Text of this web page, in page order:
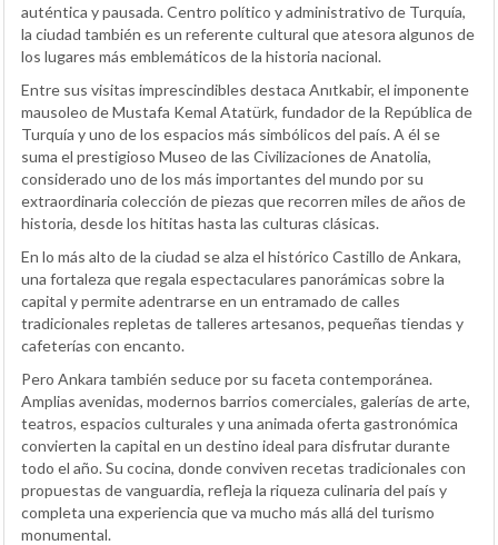
auténtica y pausada. Centro político y administrativo de Turquía,
la ciudad también es un referente cultural que atesora algunos de
los lugares más emblemáticos de la historia nacional.
Entre sus visitas imprescindibles destaca Anıtkabir, el imponente
mausoleo de Mustafa Kemal Atatürk, fundador de la República de
Turquía y uno de los espacios más simbólicos del país. A él se
suma el prestigioso Museo de las Civilizaciones de Anatolia,
considerado uno de los más importantes del mundo por su
extraordinaria colección de piezas que recorren miles de años de
historia, desde los hititas hasta las culturas clásicas.
En lo más alto de la ciudad se alza el histórico Castillo de Ankara,
una fortaleza que regala espectaculares panorámicas sobre la
capital y permite adentrarse en un entramado de calles
tradicionales repletas de talleres artesanos, pequeñas tiendas y
cafeterías con encanto.
Pero Ankara también seduce por su faceta contemporánea.
Amplias avenidas, modernos barrios comerciales, galerías de arte,
teatros, espacios culturales y una animada oferta gastronómica
convierten la capital en un destino ideal para disfrutar durante
todo el año. Su cocina, donde conviven recetas tradicionales con
propuestas de vanguardia, refleja la riqueza culinaria del país y
completa una experiencia que va mucho más allá del turismo
monumental.